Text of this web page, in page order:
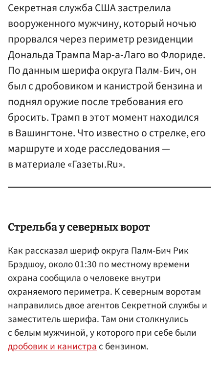
Секретная служба США застрелила
вооруженного мужчину, который ночью
прорвался через периметр резиденции
Дональда Трампа Мар-а-Лаго во Флориде.
По данным шерифа округа Палм-Бич, он
был с дробовиком и канистрой бензина и
поднял оружие после требования его
бросить. Трамп в этот момент находился
в Вашингтоне. Что известно о стрелке, его
маршруте и ходе расследования —
в материале «Газеты.Ru».
Стрельба у северных ворот
Как рассказал шериф округа Палм-Бич Рик
Брэдшоу, около 01:30 по местному времени
охрана сообщила о человеке внутри
охраняемого периметра. К северным воротам
направились двое агентов Секретной службы и
заместитель шерифа. Там они столкнулись
с белым мужчиной, у которого при себе были
дробовик и канистрас бензином.